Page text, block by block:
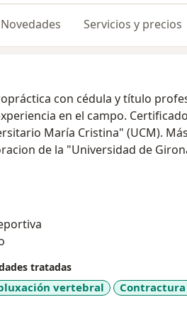
Novedades Servicios y precios
con cédula y título
en el campo.
María Cristina" (UCM).
de la "Universidad de
tratadas
vertebral